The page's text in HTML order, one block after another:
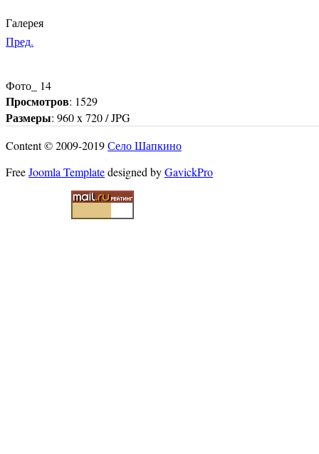
Галерея
Пред.
Фото_ 14
Просмотров: 1529
Размеры: 960 x 720 / JPG
Content © 2009-2019Село Шапкино
FreeJoomla Templatedesigned byGavickPro